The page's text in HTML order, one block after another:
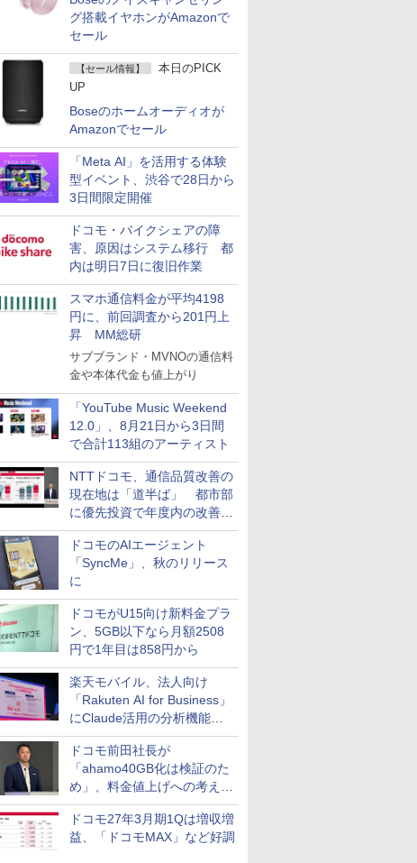
グ搭載イヤホンがAmazonで
セール
【セール情報】
本日のPICK
UP
Boseのホームオーディオが
Amazonでセール
「Meta AI」を活用する体験
型イベント、渋谷で28日から
3日間限定開催
ドコモ・バイクシェアの障
害、原因はシステム移行 都
内は明日7日に復旧作業
スマホ通信料金が平均4198
円に、前回調査から201円上
昇 MM総研
サブブランド・MVNOの通信料
金や本体代金も値上がり
「YouTube Music Weekend
12.0」、8月21日から3日間
で合計113組のアーティスト
NTTドコモ、通信品質改善の
現在地は「道半ば」 都市部
に優先投資で年度内の改善目
指す
ドコモのAIエージェント
「SyncMe」、秋のリリース
に
ドコモがU15向け新料金プラ
ン、5GB以下なら月額2508
円で1年目は858円から
楽天モバイル、法人向け
「Rakuten AI for Business」
にClaude活用の分析機能な
どを追加
ドコモ前田社長が
「ahamo40GB化は検証のた
め」、料金値上げへの考え方
にも言及
ドコモ27年3月期1Qは増収増
益、「ドコモMAX」など好調